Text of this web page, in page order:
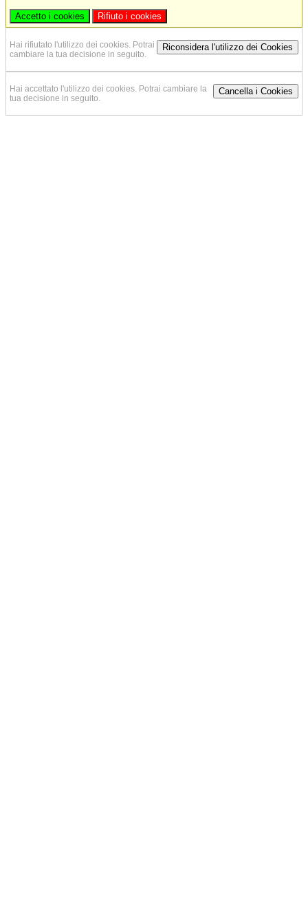
Accetto i cookies Rifiuto i cookies
Riconsidera l'utilizzo dei Cookies
Hai rifiutato l'utilizzo dei cookies. Potrai
cambiare la tua decisione in seguito.
Cancella i Cookies
Hai accettato l'utilizzo dei cookies. Potrai cambiare la
tua decisione in seguito.